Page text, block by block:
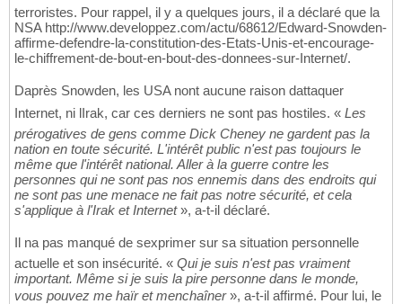
terroristes. Pour rappel, il y a quelques jours, il a déclaré que la
NSA http://www.developpez.com/actu/68612/Edward-Snowden-
affirme-defendre-la-constitution-des-Etats-Unis-et-encourage-
le-chiffrement-de-bout-en-bout-des-donnees-sur-Internet/.
Daprès Snowden, les USA nont aucune raison dattaquer
Internet, ni lIrak, car ces derniers ne sont pas hostiles. « Les
prérogatives de gens comme Dick Cheney ne gardent pas la
nation en toute sécurité. L'intérêt public n'est pas toujours le
même que l'intérêt national. Aller à la guerre contre les
personnes qui ne sont pas nos ennemis dans des endroits qui
ne sont pas une menace ne fait pas notre sécurité, et cela
s'applique à l'Irak et Internet», a-t-il déclaré.
Il na pas manqué de sexprimer sur sa situation personnelle
actuelle et son insécurité. « Qui je suis n'est pas vraiment
important. Même si je suis la pire personne dans le monde,
vous pouvez me haïr et menchaîner», a-t-il affirmé. Pour lui, le